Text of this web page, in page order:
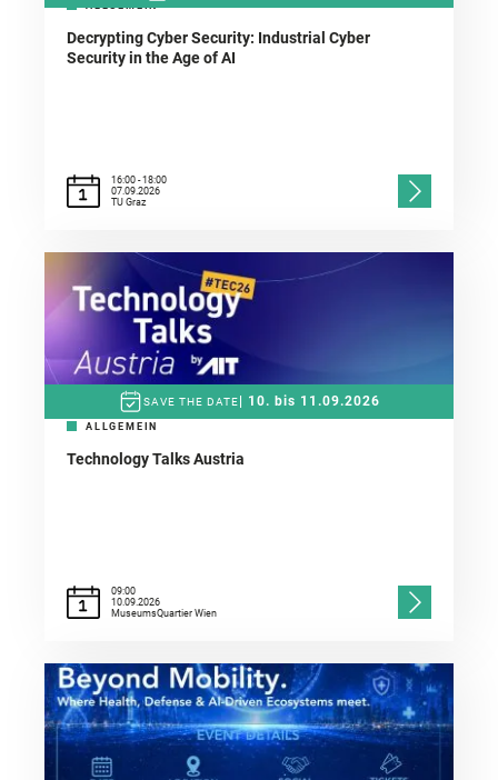
ALLGEMEIN
Decrypting Cyber Security: Industrial Cyber
Security in the Age of AI
16:00 - 18:00
07.09.2026
TU Graz
SAVE THE DATE | 10. bis 11.09.2026
ALLGEMEIN
Technology Talks Austria
09:00
10.09.2026
MuseumsQuartier Wien